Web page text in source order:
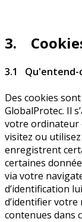
3.
3.1 Qu'entend-
Des cookies
GlobalProtec. Il
votre ordinateur
visitez ou
enregistrent
certaines
via votre
d’identification
d’identifier votre
contenues dans